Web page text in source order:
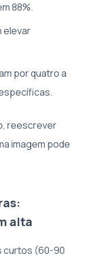
88%.
elevar
por quatro a
reescrever
imagem pode
alta
curtos (60-90